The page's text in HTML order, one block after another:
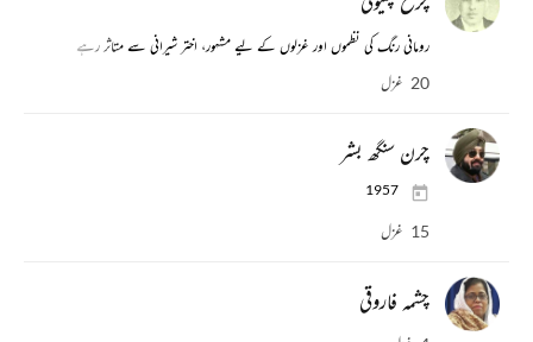
رومانی رنگ کی نظموں اور غزلوں کے لیے مشہور، اختر شیرانی سے متاثر رہے
20 غزل
چرن سنگھ بشر
1957
15 غزل
چشمہ فاروقی